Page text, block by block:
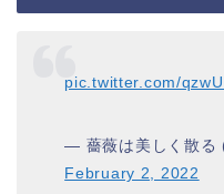
pic.twitter.com/
— 薔薇は美しく散る
February 2, 2022